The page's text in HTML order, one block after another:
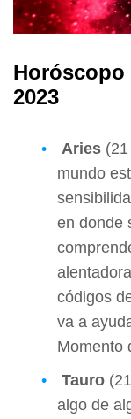
Horóscopo
2023
Aries
mundo
en donde
códigos
va a
Momento
Tauro
algo de